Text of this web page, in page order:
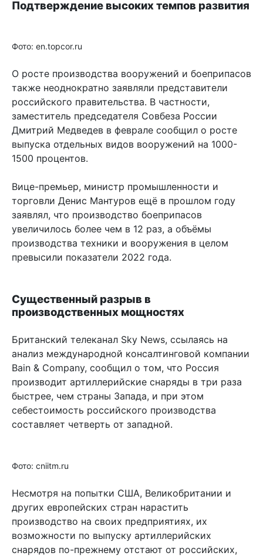
Подтверждение высоких темпов развития
Фото: en.topcor.ru
О росте производства вооружений и боеприпасов
также неоднократно заявляли представители
российского правительства. В частности,
заместитель председателя Совбеза России
Дмитрий Медведев в феврале сообщил о росте
выпуска отдельных видов вооружений на 1000-
1500 процентов.
Вице-премьер, министр промышленности и
торговли Денис Мантуров ещё в прошлом году
заявлял, что производство боеприпасов
увеличилось более чем в 12 раз, а объёмы
производства техники и вооружения в целом
превысили показатели 2022 года.
Существенный разрыв в
производственных мощностях
Британский телеканал Sky News, ссылаясь на
анализ международной консалтинговой компании
Bain & Company, сообщил о том, что Россия
производит артиллерийские снаряды в три раза
быстрее, чем страны Запада, и при этом
себестоимость российского производства
составляет четверть от западной.
Фото: cniitm.ru
Несмотря на попытки США, Великобритании и
других европейских стран нарастить
производство на своих предприятиях, их
возможности по выпуску артиллерийских
снарядов по-прежнему отстают от российских,